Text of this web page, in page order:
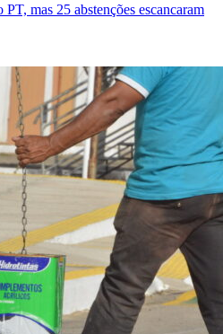
PT, mas 25 abstenções escancaram